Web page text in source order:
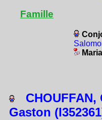
Famille
CHOUFFAN,
Gaston